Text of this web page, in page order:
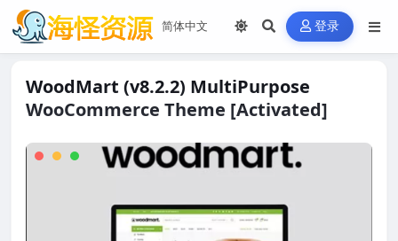
登录
WoodMart (v8.2.2) MultiPurpose
WooCommerce Theme [Activated]